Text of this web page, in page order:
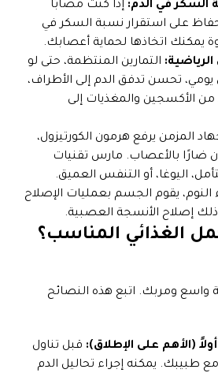
السكر في الدم: إذا كنت مصابًا
على استقرار نسبة السكر في
يمكنك اتخاذها لحماية أعصابك.
الرياضية: التمارين المنتظمة، حتى لو
تحسن تدفق الدم إلى الأطراف،
من الأكسجين والمغذيات إلى
المزمن يرفع هرمون الكورتيزول،
ضارًا بالأعصاب. مارس تقنيات
اليوغا، أو التنفس العميق.
النوم، يقوم الجسم بعمليات الإصلاح
ذلك إصلاح الأنسجة العصبية.
الغذائي المناسب؟
واسع ومربك. اتبع هذه النصائح
(الأهم على الإطلاق): قبل تناول
طبيبك. يمكنه إجراء تحاليل الدم